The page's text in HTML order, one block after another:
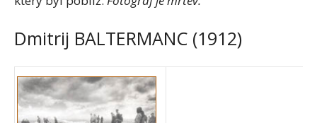
Dmitrij BALTERMANC (1912)